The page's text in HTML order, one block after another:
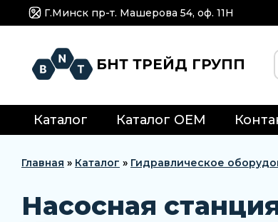
Г.Минск пр-т. Машерова 54, оф. 11H
БНТ ТРЕЙД ГРУПП
Каталог Каталог OEM
Главная » Каталог » Гидравлическое
Насосная